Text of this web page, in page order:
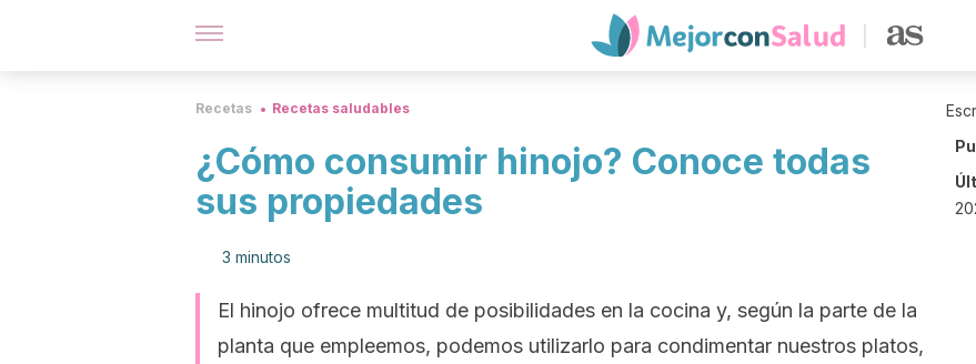
Recetas Recetas saludables
¿Cómo consumir hinojo? Conoce todas
sus propiedades
3 minutos
El hinojo ofrece multitud de posibilidades en la cocina y, según la parte de la
planta que empleemos, podemos utilizarlo para condimentar nuestros platos,